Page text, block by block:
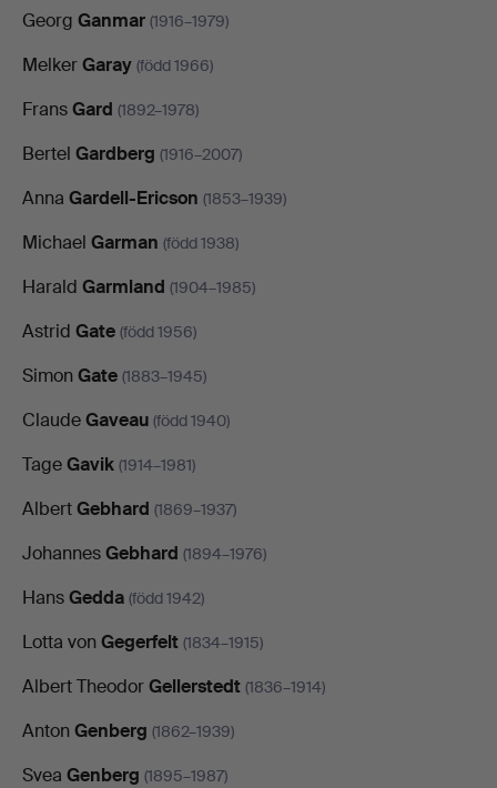
Georg Ganmar (1916–1979)
MelkerGaray (född 1966)
FransGard (1892–1978)
Bertel Gardberg (1916–2007)
Anna Gardell-Ericson (1853–1939)
Michael Garman (född 1938)
Harald Garmland (1904–1985)
Astrid Gate (född 1956)
Simon Gate (1883–1945)
ClaudeGaveau (född 1940)
TageGavik (1914–1981)
AlbertGebhard (1869–1937)
JohannesGebhard (1894–1976)
HansGedda (född 1942)
Lotta von Gegerfelt (1834–1915)
Albert TheodorGellerstedt (1836–1914)
Anton Genberg (1862–1939)
Svea Genberg (1895–1987)